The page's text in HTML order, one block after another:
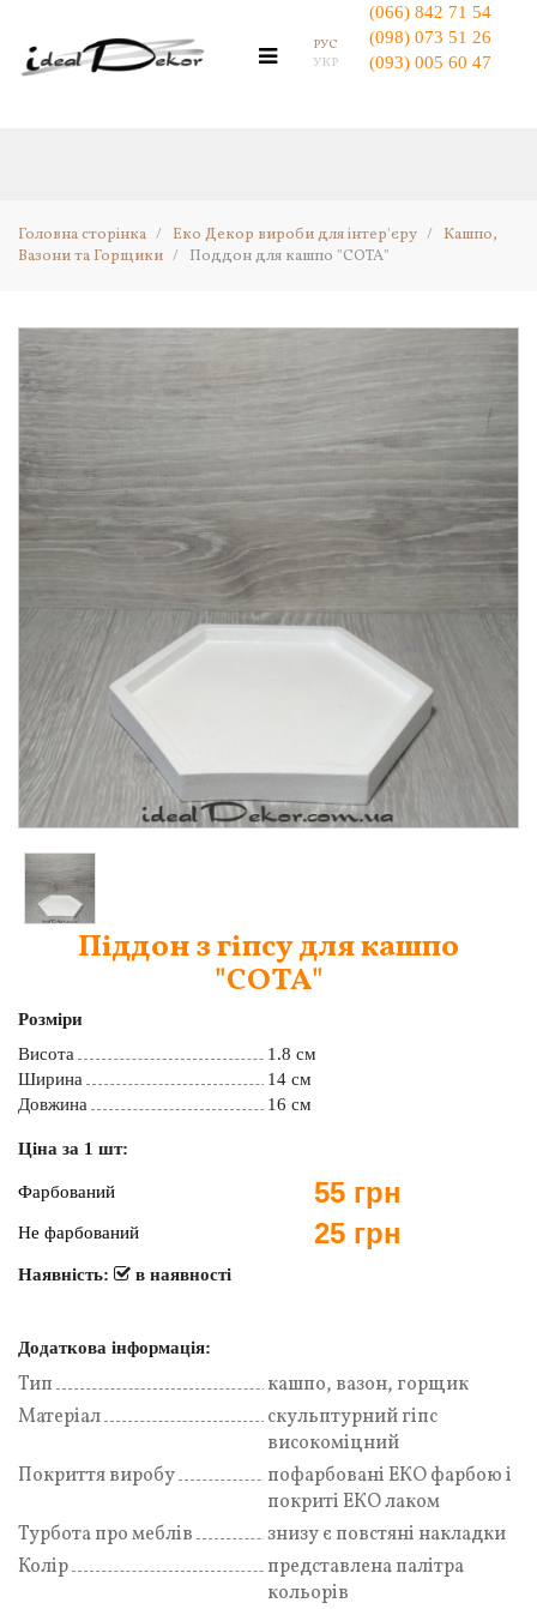
Головна
Кашпо з Мохом
Мосаріум - Флораріум
Гнучкі Панелі з Моху
Топіарій Дерево з Моху
Ключниці настінні
Декоративні Годинник
Органайзери
Фоторамки
Об'ємні літери та Логотипи
Стабілізований Мох
Кашпо, Вазони та Горщики
Корпоративні Еко Подарунки
Дитячі фігурки для творчості
+38 (066) 842 71 54
+38 (066) 635 66 95
+38 (093) 005 60 47
РУС
УКР
(066) 842 71 54
(098) 073 51 26
(093) 005 60 47
Головна сторінка / Еко Декор вироби для інтер'єру /
Кашпо,
Вазони та Горщики / Поддон для кашпо "СОТА"
Піддон з гіпсу для кашпо
"СОТА"
Розміри
Висота
1.8 см
Ширина
14 см
Довжина
16 см
Ціна за 1 шт:
Фарбований 55 грн
Не фарбований 25 грн
Наявність: в наявності
Додаткова інформація:
Тип
кашпо, вазон, горщик
Матеріал
скульптурний гіпс
високоміцний
Покриття виробу
пофарбовані ЕКО фарбою і
покриті ЕКО лаком
Турбота про меблів
знизу є повстяні накладки
Колір
представлена палітра
кольорів